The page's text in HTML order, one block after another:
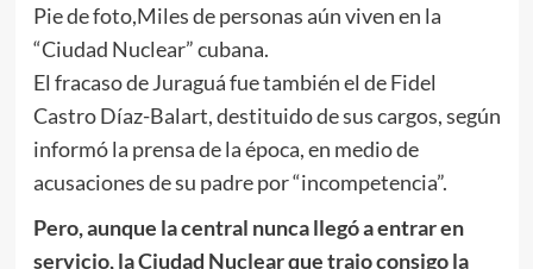
Pie de foto,Miles de personas aún viven en la
“Ciudad Nuclear” cubana.
El fracaso de Juraguá fue también el de Fidel
Castro Díaz-Balart, destituido de sus cargos, según
informó la prensa de la época, en medio de
acusaciones de su padre por “incompetencia”.
Pero, aunque la central nunca llegó a entrar en
servicio, la Ciudad Nuclear que trajo consigo la